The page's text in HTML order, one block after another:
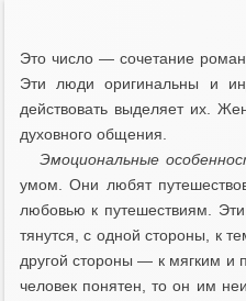
Это число — сочетание
Эти люди оригинальны и
действовать выделяет их.
духовного общения.
Эмоциональные
умом. Они любят
любовью к путешествиям.
тянутся, с одной стороны, к
другой стороны — к мягким и
человек понятен, то он им